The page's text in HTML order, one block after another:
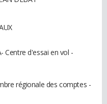
Centre d'essai en vol -
régionale des comptes -